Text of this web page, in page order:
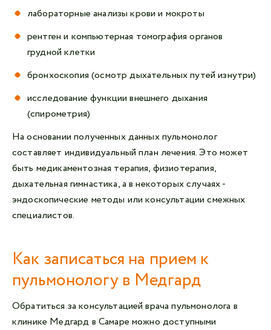
лабораторные анализы крови и мокроты
рентген и компьютерная томография органов
грудной клетки
бронхоскопия (осмотр дыхательных путей изнутри)
исследование функции внешнего дыхания
(спирометрия)
На основании полученных данных пульмонолог
составляет индивидуальный план лечения. Это может
быть медикаментозная терапия, физиотерапия,
дыхательная гимнастика, а в некоторых случаях -
эндоскопические методы или консультации смежных
специалистов.
Как записаться на прием к
пульмонологу в Медгард
Обратиться за консультацией врача пульмонолога в
клинике Медгард в Самаре можно доступными